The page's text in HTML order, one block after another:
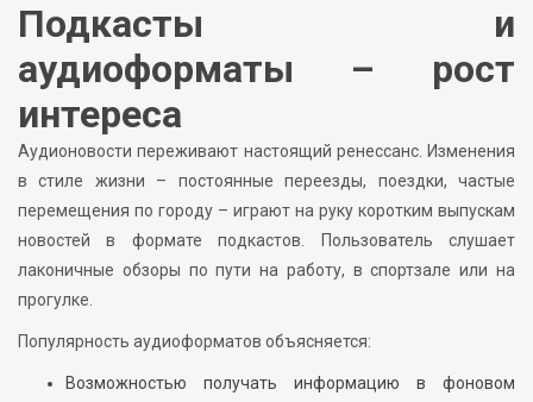
Подкасты и
аудиоформаты – рост
интереса
Аудионовости переживают настоящий ренессанс. Изменения
в стиле жизни – постоянные переезды, поездки, частые
перемещения по городу – играют на руку коротким выпускам
новостей в формате подкастов. Пользователь слушает
лаконичные обзоры по пути на работу, в спортзале или на
прогулке.
Популярность аудиоформатов объясняется:
Возможностью получать информацию в фоновом